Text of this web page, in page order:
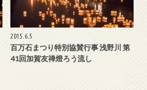
2015.6.5
百万石まつり特別協賛行事 浅野川 第
41回加賀友禅燈ろう流し